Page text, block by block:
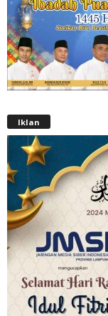
Iklan